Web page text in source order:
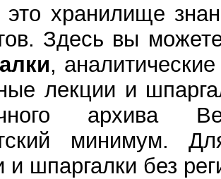
хранилище
Здесь вы
,
лекции и
архива
минимум.
и шпаргалки без